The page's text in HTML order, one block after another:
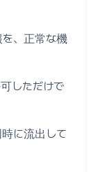
、正常な機
しただけで
に流出して